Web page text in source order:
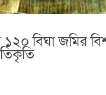
১২০ বিঘা জমির